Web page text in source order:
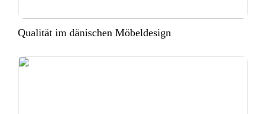
Qualität im dänischen Möbeldesign